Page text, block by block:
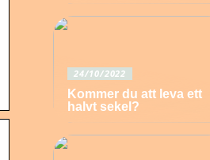
24/10/2022
Kommer du att leva ett
halvt sekel?